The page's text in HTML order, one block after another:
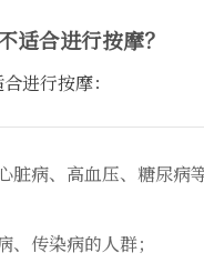
适合进行按摩？
进行按摩：
脏病、高血压、糖尿病
、传染病的人群；